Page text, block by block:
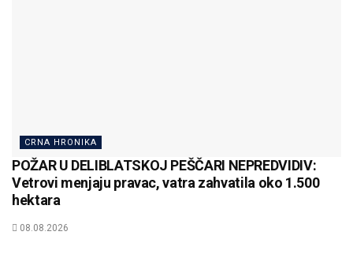
CRNA HRONIKA
POŽAR U DELIBLATSKOJ PEŠČARI NEPREDVIDIV:
Vetrovi menjaju pravac, vatra zahvatila oko 1.500
hektara
08.08.2026